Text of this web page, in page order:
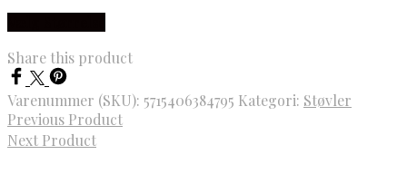
Share this product
Varenummer (SKU): 5715406384795 Kategori: Støvler
Previous Product
Next Product